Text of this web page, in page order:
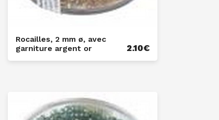
Rocailles, 2 mm ø, avec
garniture argent or
2.10€